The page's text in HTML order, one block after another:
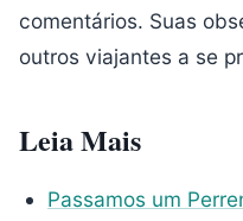
comentários. Suas
outros viajantes a se
Leia Mais
Passamos um